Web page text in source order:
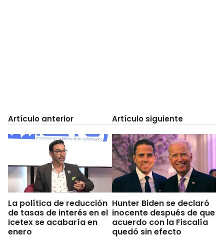
Artículo anterior
La política de reducción
de tasas de interés en el
Icetex se acabaría en
enero
Artículo siguiente
Hunter Biden se declaró
inocente después de que
acuerdo con la Fiscalía
quedó sin efecto